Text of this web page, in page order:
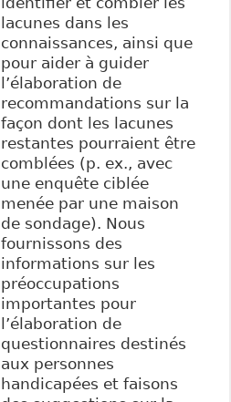
lacunes dans les
connaissances, ainsi que
pour aider à guider
l’élaboration de
recommandations sur la
façon dont les lacunes
restantes pourraient être
comblées (p. ex., avec
une enquête ciblée
menée par une maison
de sondage). Nous
fournissons des
informations sur les
préoccupations
importantes pour
l’élaboration de
questionnaires destinés
aux personnes
handicapées et faisons